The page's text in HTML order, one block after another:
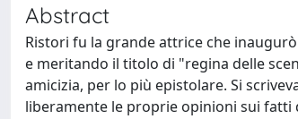
Abstract
Ristori fu la grande attrice che
e meritando il titolo di "regina delle
amicizia, per lo più epistolare. Si
liberamente le proprie opinioni sui fatti